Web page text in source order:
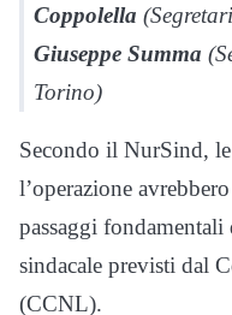
Coppolella
Giuseppe Summa
Torino)
Secondo il NurSind,
l’operazione
passaggi
sindacale previsti dal
(CCNL).